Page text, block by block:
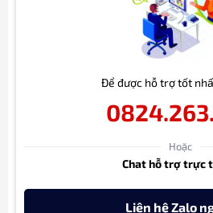
Để được hỗ trợ tốt
Hoặc
Chat hỗ trợ trực
Liên hệ Zalo